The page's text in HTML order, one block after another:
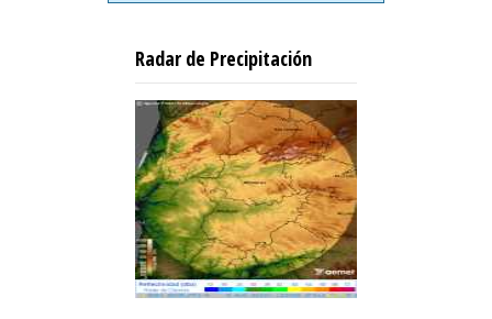
Radar de Precipitación